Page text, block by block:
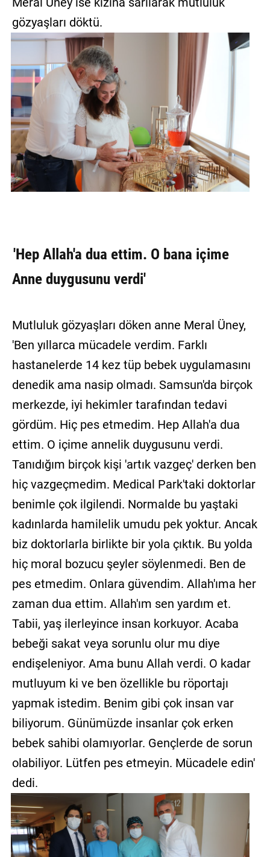
gözyaşları döktü.
'Hep Allah'a dua ettim. O bana içime
Anne duygusunu verdi'
Mutluluk gözyaşları döken anne Meral Üney,
'Ben yıllarca mücadele verdim. Farklı
hastanelerde 14 kez tüp bebek uygulamasını
denedik ama nasip olmadı. Samsun'da birçok
merkezde, iyi hekimler tarafından tedavi
gördüm. Hiç pes etmedim. Hep Allah'a dua
ettim. O içime annelik duygusunu verdi.
Tanıdığım birçok kişi 'artık vazgeç' derken ben
hiç vazgeçmedim. Medical Park'taki doktorlar
benimle çok ilgilendi. Normalde bu yaştaki
kadınlarda hamilelik umudu pek yoktur. Ancak
biz doktorlarla birlikte bir yola çıktık. Bu yolda
hiç moral bozucu şeyler söylenmedi. Ben de
pes etmedim. Onlara güvendim. Allah'ıma her
zaman dua ettim. Allah'ım sen yardım et.
Tabii, yaş ilerleyince insan korkuyor. Acaba
bebeği sakat veya sorunlu olur mu diye
endişeleniyor. Ama bunu Allah verdi. O kadar
mutluyum ki ve ben özellikle bu röportajı
yapmak istedim. Benim gibi çok insan var
biliyorum. Günümüzde insanlar çok erken
bebek sahibi olamıyorlar. Gençlerde de sorun
olabiliyor. Lütfen pes etmeyin. Mücadele edin'
dedi.